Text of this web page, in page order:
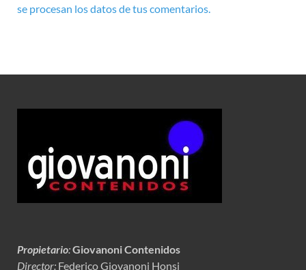
se procesan los datos de tus comentarios.
Propietario:Giovanoni Contenidos
Director: Federico Giovanoni Honsi